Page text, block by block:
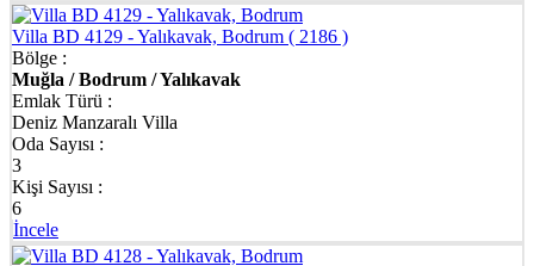
Villa BD 4129 - Yalıkavak, Bodrum ( 2186 )
Bölge :
Muğla / Bodrum / Yalıkavak
Emlak Türü :
Deniz Manzaralı Villa
Oda Sayısı :
3
Kişi Sayısı :
6
İncele